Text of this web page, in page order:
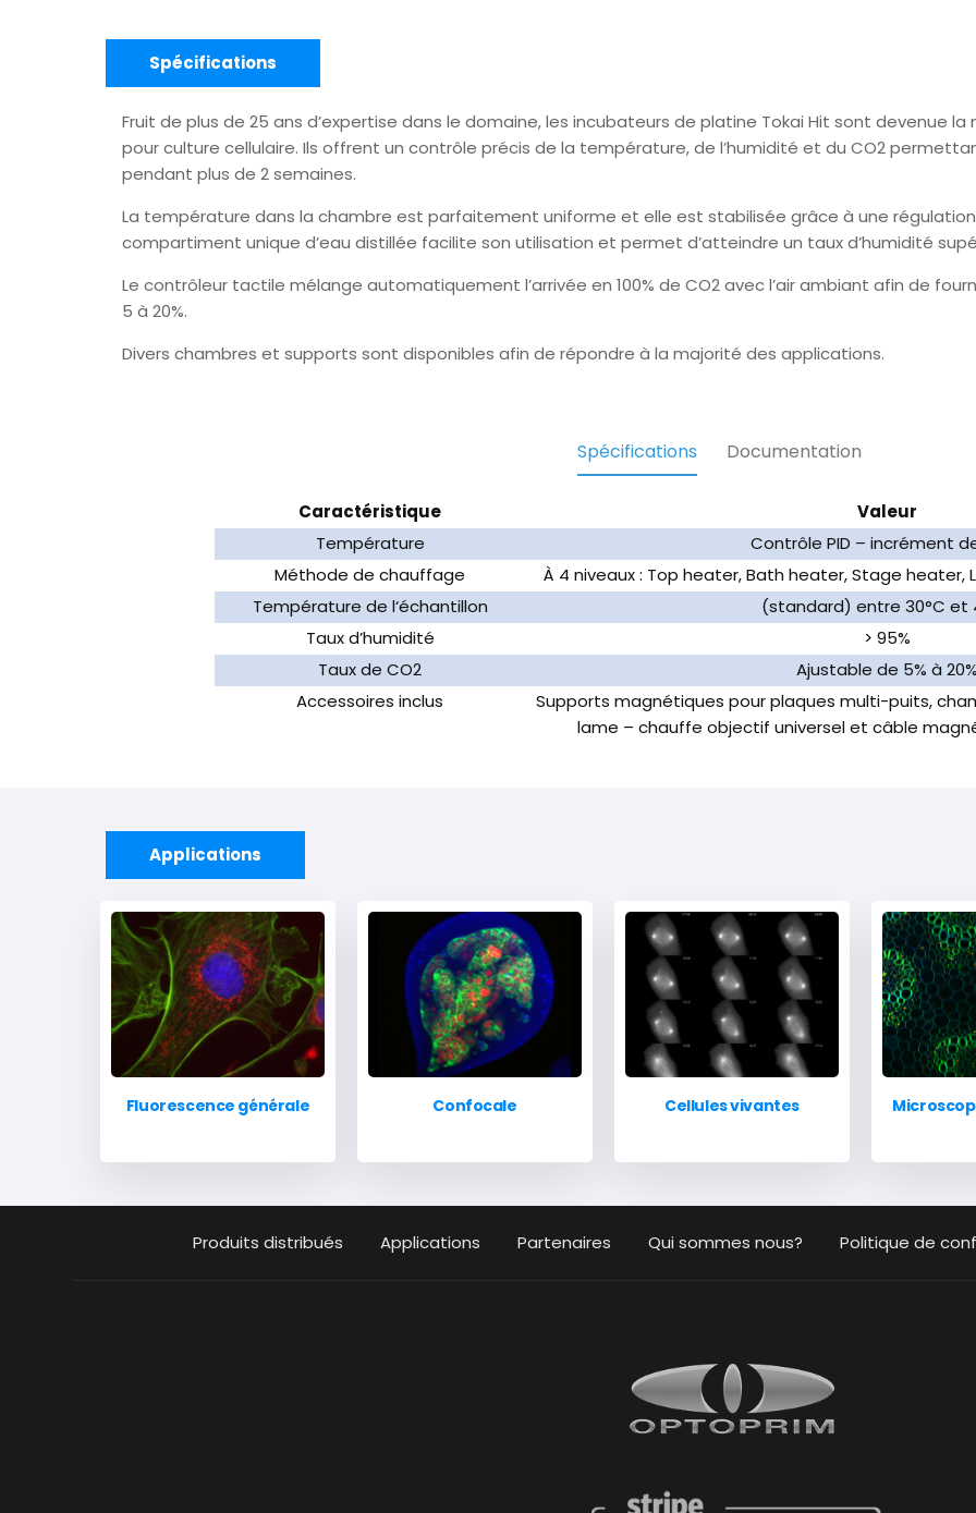
Spécifications
Fruit de plus de 25 ans d’expertise dans le domaine, les incubateurs de platine Tokai Hit sont devenue
pour culture cellulaire. Ils offrent un contrôle précis de la température, de l’humidité et du CO2
pendant plus de 2 semaines.
La température dans la chambre est parfaitement uniforme et elle est stabilisée grâce à une
compartiment unique d’eau distillée facilite son utilisation et permet d’atteindre un taux d’humidité
Le contrôleur tactile mélange automatiquement l’arrivée en 100% de CO2 avec l’air ambiant afin de
5 à 20%.
Divers chambres et supports sont disponibles afin de répondre à la majorité des applications.
Spécifications Documentation
Caractéristique
Valeur
Température
Contrôle PID – incrément
Méthode de chauffage
À 4 niveaux : Top heater, Bath heater, Stage
Température de l‘échantillon
(standard) entre 30°C et
Taux d’humidité
> 95%
Taux de CO2
Ajustable de 5% à 20%
Accessoires inclus
Supports magnétiques pour plaques multi-puits,
lame – chauffe objectif universel et câble
Applications
Fluorescence générale Confocale Cellules vivantes
Produits distribués Applications Partenaires Qui sommes nous? Politique de